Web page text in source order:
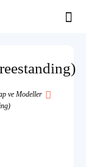
ve Modeller